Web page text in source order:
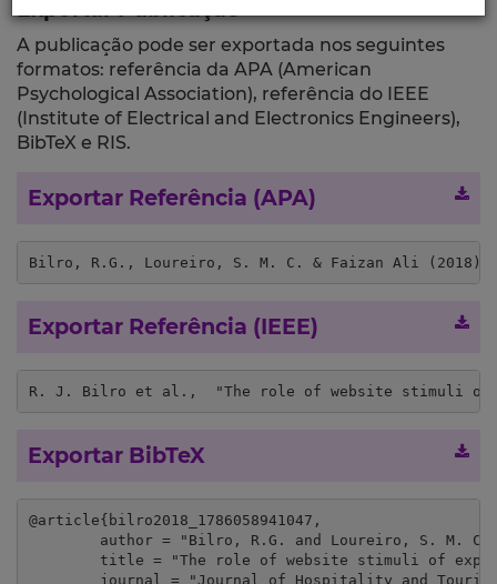
A publicação pode ser exportada nos seguintes
formatos: referência da APA (American
Psychological Association), referência do IEEE
(Institute of Electrical and Electronics Engineers),
BibTeX e RIS.
Exportar Referência (APA)
Bilro, R.G., Loureiro, S. M. C. & Faizan Ali (2018).
Exportar Referência (IEEE)
R. J. Bilro et al.,  "The role of website stimuli of
Exportar BibTeX
@article{bilro2018_1786058941047,